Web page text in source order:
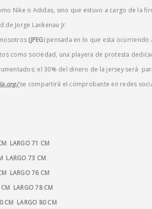
Nike o Adidas, sino que estuvo a cargo de la
de Jorge Lankenau Jr.
(JPEG) pensada en lo que esta ocurriendo
como sociedad, una playera de protesta
el 30% del dinero de la jersey será
se compartirá el comprobante en redes
LARGO 71 CM
LARGO 73 CM
LARGO 76 CM
CM LARGO 78 CM
CM LARGO 80 CM